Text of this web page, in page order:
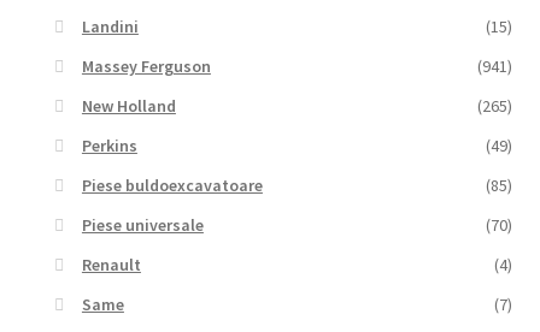
Landini
(15)
Massey Ferguson
(941)
New Holland
(265)
Perkins
(49)
Piese buldoexcavatoare
(85)
Piese universale
(70)
Renault
(4)
Same
(7)